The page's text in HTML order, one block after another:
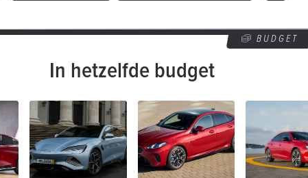
BUDGET
In hetzelfde budget